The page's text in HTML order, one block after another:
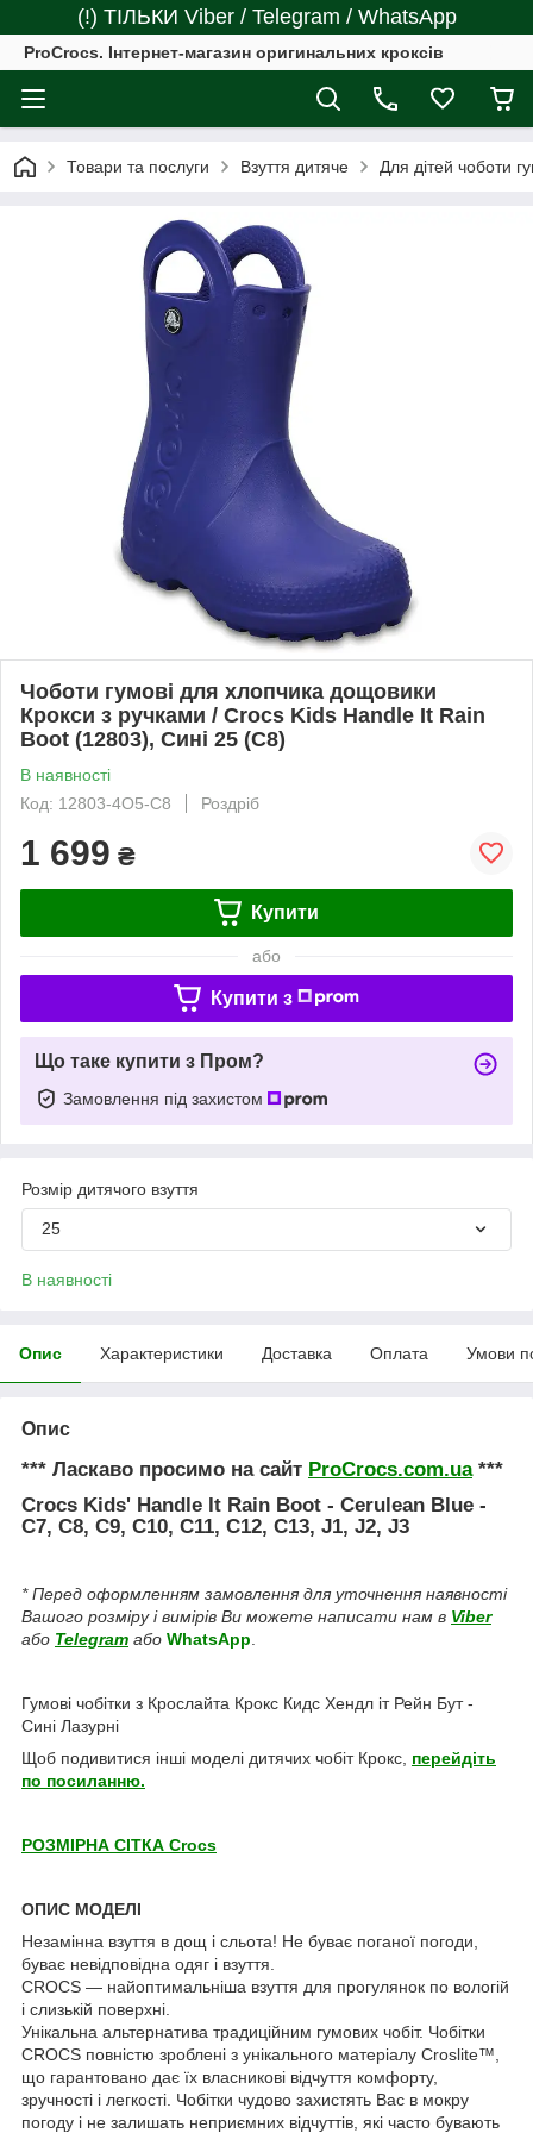
(!) ТІЛЬКИ Viber / Telegram / WhatsApp
ProCrocs. Інтернет-магазин оригинальних кроксів
Товари та послуги Взуття дитяче Для дітей чоботи
Чоботи гумові для хлопчика дощовики
Крокси з ручками / Crocs Kids Handle It Rain
Boot (12803), Сині 25 (C8)
В наявності
Код: 12803-4O5-C8
Роздріб
1 699 ₴
Купити
або
Купити з
Що таке купити з Пром?
Замовлення під захистом
Розмір дитячого взуття
25
В наявності
Опис Характеристики Доставка Оплата Умови
Опис
*** Ласкаво просимо на сайт ProCrocs.com.ua***
Crocs Kids' Handle It Rain Boot - Cerulean Blue -
C7, C8, C9, C10, C11, C12, C13, J1, J2, J3
* Перед оформленням замовлення для уточнення наявності
Вашого розміру і вимірів Ви можете написати нам в Viber
або Telegram або WhatsApp.
Гумові чобітки з Крослайта Крокс Кидс Хендл іт Рейн Бут -
Сині Лазурні
Щоб подивитися інші моделі дитячих чобіт Крокс, перейдіть
по посиланню.
РОЗМІРНА СІТКА Crocs
ОПИС МОДЕЛІ
Незамінна взуття в дощ і сльота! Не буває поганої погоди,
буває невідповідна одяг і взуття.
CROCS ― найоптимальніша взуття для прогулянок по вологій
і слизькій поверхні.
Унікальна альтернатива традиційним гумових чобіт. Чобітки
CROCS повністю зроблені з унікального матеріалу Croslite™,
що гарантовано дає їх власникові відчуття комфорту,
зручності і легкості. Чобітки чудово захистять Вас в мокру
погоду і не залишать неприємних відчуттів, які часто бувають